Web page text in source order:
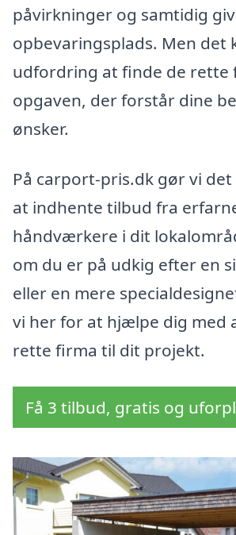
påvirkninger og samtidig
opbevaringsplads. Men det
udfordring at finde de rette
opgaven, der forstår dine
ønsker.
På carport-pris.dk gør vi
at indhente tilbud fra
håndværkere i dit
om du er på udkig efter en
eller en mere
vi her for at hjælpe dig med
rette firma til dit projekt.
Få 3 tilbud, gratis og